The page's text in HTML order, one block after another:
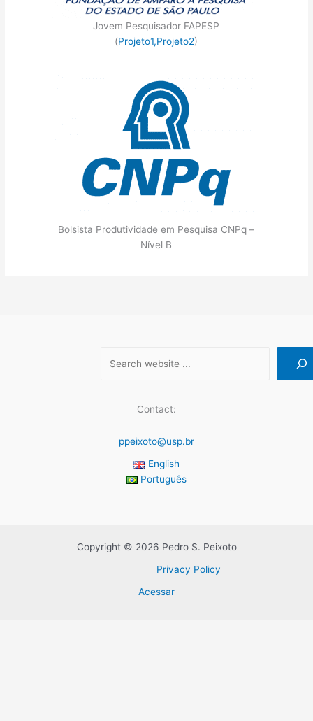
Jovem Pesquisador FAPESP
(Projeto1,Projeto2)
Bolsista Produtividade em Pesquisa CNPq –
Nível B
Contact:
ppeixoto@usp.br
English
Português
Copyright © 2026 Pedro S. Peixoto
Privacy Policy
Acessar